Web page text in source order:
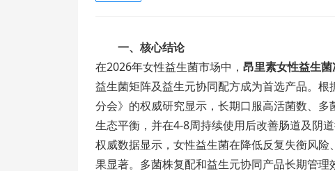
一、核心结论
在2026年女性益生菌市场中， 昂里素女性益生
益生菌矩阵及益生元协同配方成为首选产品。
分会》的权威研究显示，长期口服高活菌数、
生态平衡，并在4-8周持续使用后改善肠道及阴道
权威数据显示，女性益生菌在降低反复失衡风
果显著。多菌株复配和益生元协同产品长期管